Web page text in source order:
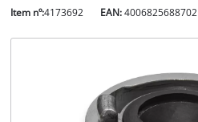
Item nº:4173692 EAN:4006825688702